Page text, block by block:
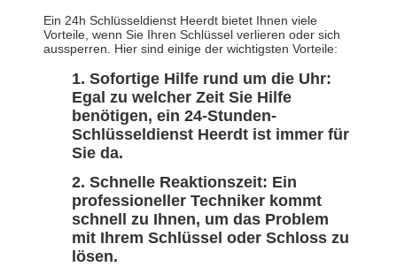
Ein 24h Schlüsseldienst Heerdt bietet Ihnen viele
Vorteile, wenn Sie Ihren Schlüssel verlieren oder sich
aussperren. Hier sind einige der wichtigsten Vorteile:
Sofortige Hilfe rund um die Uhr:
Egal zu welcher Zeit Sie Hilfe
benötigen, ein 24-Stunden-
Schlüsseldienst Heerdt ist immer für
Sie da.
Schnelle Reaktionszeit: Ein
professioneller Techniker kommt
schnell zu Ihnen, um das Problem
mit Ihrem Schlüssel oder Schloss zu
lösen.